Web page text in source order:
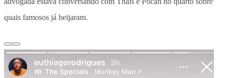
quais famosos já beijaram.